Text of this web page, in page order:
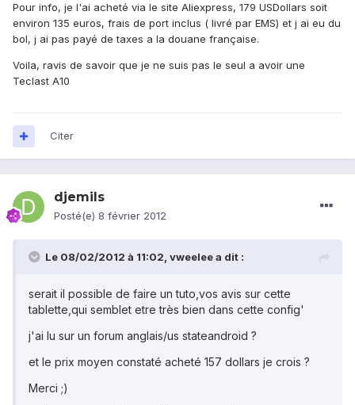
Pour info, je l'ai acheté via le site Aliexpress, 179 USDollars soit
environ 135 euros, frais de port inclus ( livré par EMS) et j ai eu du
bol, j ai pas payé de taxes a la douane française.
Voila, ravis de savoir que je ne suis pas le seul a avoir une
Teclast A10
Citer
djemils
Posté(e) 8 février 2012
Le 08/02/2012 à 11:02, vweelee a dit :
serait il possible de faire un tuto,vos avis sur cette
tablette,qui semblet etre très bien dans cette config'
j'ai lu sur un forum anglais/us stateandroid ?
et le prix moyen constaté acheté 157 dollars je crois ?
Merci ;)